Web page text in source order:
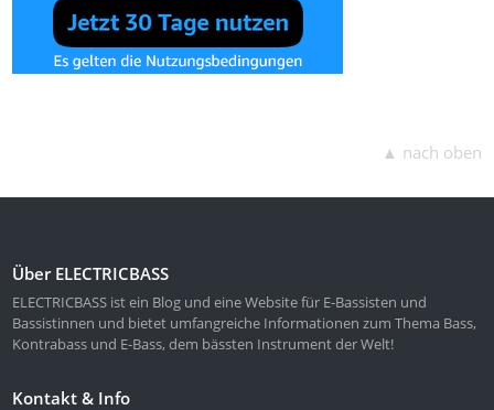
▲ nach oben
Über ELECTRICBASS
ELECTRICBASS ist ein Blog und eine Website für E-Bassisten und
Bassistinnen und bietet umfangreiche Informationen zum Thema Bass,
Kontrabass und E-Bass, dem bässten Instrument der Welt!
Kontakt & Info